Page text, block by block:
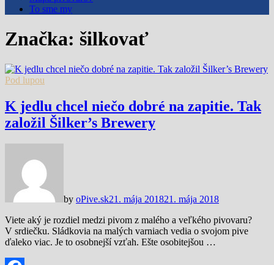
To sme my
Značka: šilkovať
Pod lupou
K jedlu chcel niečo dobré na zapitie. Tak
založil Šilker’s Brewery
by oPive.sk21. mája 201821. mája 2018
Viete aký je rozdiel medzi pivom z malého a veľkého pivovaru?
V srdiečku. Sládkovia na malých varniach vedia o svojom pive
ďaleko viac. Je to osobnejší vzťah. Ešte osobitejšou …